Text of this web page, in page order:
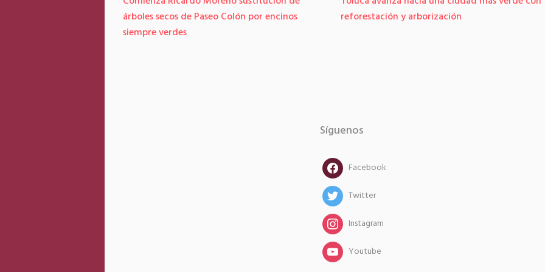
árboles secos de Paseo Colón por encinos
siempre verdes
reforestación y arborización
Síguenos
facebookFacebook
twitterTwitter
instagramInstagram
instagramYoutube